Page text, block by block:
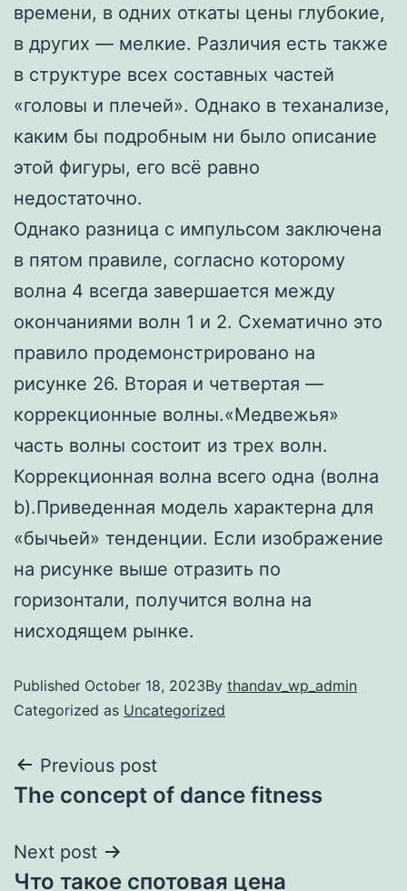
времени, в одних откаты цены глубокие,
в других — мелкие. Различия есть также
в структуре всех составных частей
«‎головы и плечей»‎. Однако в теханализе,
каким бы подробным ни было описание
этой фигуры, его всё равно
недостаточно.
Однако разница с импульсом заключена
в пятом правиле, согласно которому
волна 4 всегда завершается между
окончаниями волн 1 и 2. Схематично это
правило продемонстрировано на
рисунке 26. Вторая и четвертая —
коррекционные волны.«Медвежья»
часть волны состоит из трех волн.
Коррекционная волна всего одна (волна
b).Приведенная модель характерна для
«бычьей» тенденции. Если изображение
на рисунке выше отразить по
горизонтали, получится волна на
нисходящем рынке.
Published October 18, 2023By thandav_wp_admin
Categorized as Uncategorized
Previous post
The concept of dance fitness
Next post
Что такое спотовая цена